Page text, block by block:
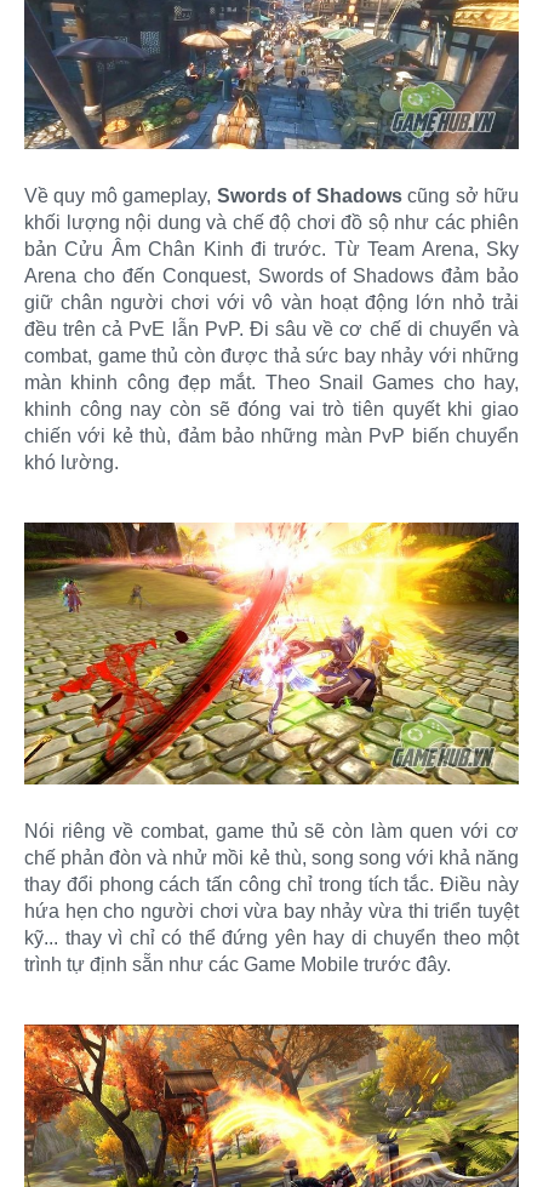
Về quy mô gameplay, Swords of Shadowscũng sở hữu
khối lượng nội dung và chế độ chơi đồ sộ như các phiên
bản Cửu Âm Chân Kinh đi trước. Từ Team Arena, Sky
Arena cho đến Conquest, Swords of Shadows đảm bảo
giữ chân người chơi với vô vàn hoạt động lớn nhỏ trải
đều trên cả PvE lẫn PvP. Đi sâu về cơ chế di chuyển và
combat, game thủ còn được thả sức bay nhảy với những
màn khinh công đẹp mắt. Theo Snail Games cho hay,
khinh công nay còn sẽ đóng vai trò tiên quyết khi giao
chiến với kẻ thù, đảm bảo những màn PvP biến chuyển
khó lường.
Nói riêng về combat, game thủ sẽ còn làm quen với cơ
chế phản đòn và nhử mồi kẻ thù, song song với khả năng
thay đổi phong cách tấn công chỉ trong tích tắc. Điều này
hứa hẹn cho người chơi vừa bay nhảy vừa thi triển tuyệt
kỹ... thay vì chỉ có thể đứng yên hay di chuyển theo một
trình tự định sẵn như các Game Mobile trước đây.